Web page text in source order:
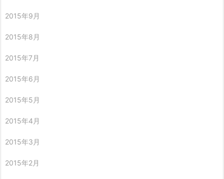
2015年9月
2015年8月
2015年7月
2015年6月
2015年5月
2015年4月
2015年3月
2015年2月